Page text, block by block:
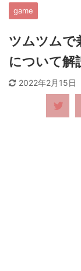
game
ツムツムで
について解
2022年2月15日